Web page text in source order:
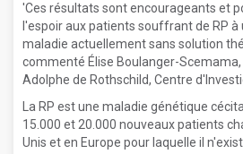
'Ces résultats sont encourageants et
l'espoir aux patients souffrant de RP à
maladie actuellement sans solution
commenté Élise Boulanger-Scemama,
Adolphe de Rothschild, Centre
La RP est une maladie génétique
15.000 et 20.000 nouveaux patients
Unis et en Europe pour laquelle il